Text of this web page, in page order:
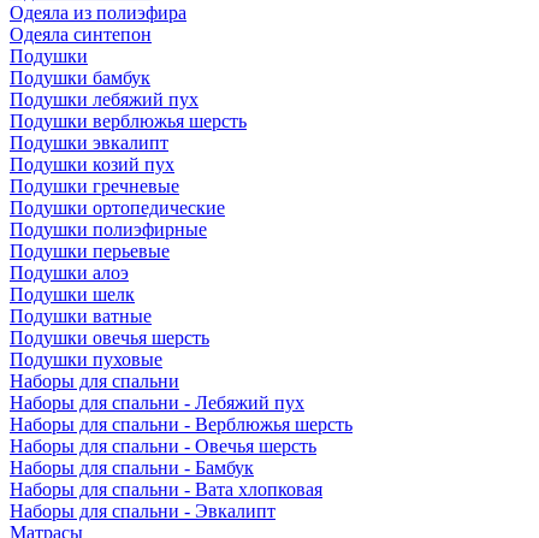
Одеяла из полиэфира
Одеяла синтепон
Подушки
Подушки бамбук
Подушки лебяжий пух
Подушки верблюжья шерсть
Подушки эвкалипт
Подушки козий пух
Подушки гречневые
Подушки ортопедические
Подушки полиэфирные
Подушки перьевые
Подушки алоэ
Подушки шелк
Подушки ватные
Подушки овечья шерсть
Подушки пуховые
Наборы для спальни
Наборы для спальни - Лебяжий пух
Наборы для спальни - Верблюжья шерсть
Наборы для спальни - Овечья шерсть
Наборы для спальни - Бамбук
Наборы для спальни - Вата хлопковая
Наборы для спальни - Эвкалипт
Матрасы